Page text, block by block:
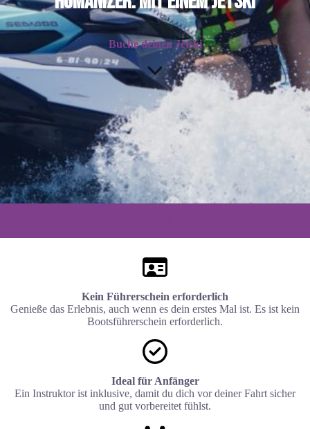
Buche deinen Jetski
Kein Führerschein erforderlich
Genieße das Erlebnis, auch wenn es dein erstes Mal ist. Es ist kein
Bootsführerschein erforderlich.
Ideal für Anfänger
Ein Instruktor ist inklusive, damit du dich vor deiner Fahrt sicher
und gut vorbereitet fühlst.